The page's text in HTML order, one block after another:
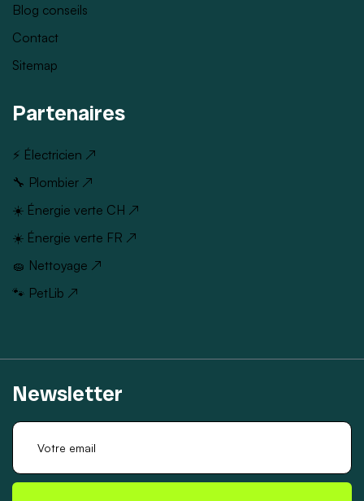
Blog conseils
Contact
Sitemap
Partenaires
⚡ Électricien ↗
🔧 Plombier ↗
☀️ Énergie verte CH ↗
☀️ Énergie verte FR ↗
🧽 Nettoyage ↗
🐾 PetLib ↗
Newsletter